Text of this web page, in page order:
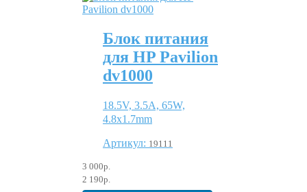
Блок питания
для HP Pavilion
dv1000
18.5V, 3.5A, 65W,
4.8x1.7mm
Артикул: 19111
3 000р.
2 190р.